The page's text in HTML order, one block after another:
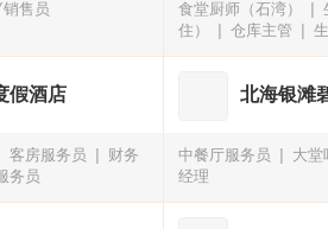
售员 食堂厨师（石湾）
住）
仓库主管
假酒店
客房服务员
财务
务员
北海银滩
中餐厅服务员
大堂
经理